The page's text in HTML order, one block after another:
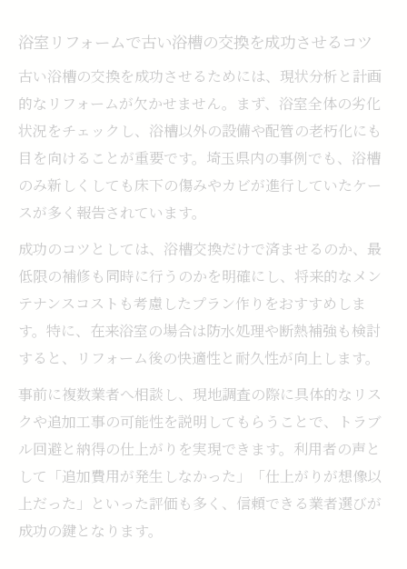
浴室リフォーム会社ランキング活用のポイ
ント
浴室リフォームで口コミや実績を参考にす
る方法
浴槽交換を安心して依頼できる専門店の特
徴
き点
格安で納得の浴室リフォームを実現する方法
浴室リフォームで格安プランを見つけるた
活用法
浴室リフォームの最安値を実現する交渉術
浴槽交換で費用を抑えるリフォームアイデ
ア
浴室リフォームでお得なキャンペーン情報
浴室リフォームで古い浴槽の交換を成功させるコツ
古い浴槽の交換を成功させるためには、現状分析と計画
的なリフォームが欠かせません。まず、浴室全体の劣化
状況をチェックし、浴槽以外の設備や配管の老朽化にも
目を向けることが重要です。埼玉県内の事例でも、浴槽
のみ新しくしても床下の傷みやカビが進行していたケー
スが多く報告されています。
成功のコツとしては、浴槽交換だけで済ませるのか、最
低限の補修も同時に行うのかを明確にし、将来的なメン
テナンスコストも考慮したプラン作りをおすすめしま
す。特に、在来浴室の場合は防水処理や断熱補強も検討
すると、リフォーム後の快適性と耐久性が向上します。
事前に複数業者へ相談し、現地調査の際に具体的なリス
クや追加工事の可能性を説明してもらうことで、トラブ
ル回避と納得の仕上がりを実現できます。利用者の声と
して「追加費用が発生しなかった」「仕上がりが想像以
上だった」といった評価も多く、信頼できる業者選びが
成功の鍵となります。